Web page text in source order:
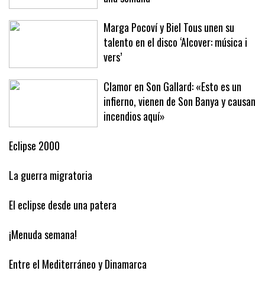
Baleares este año ha arribado en solo
una semana
Marga Pocoví y Biel Tous unen su
talento en el disco ‘Alcover: música i
vers’
Clamor en Son Gallard: «Esto es un
infierno, vienen de Son Banya y causan
Eclipse 2000
La guerra migratoria
El eclipse desde una patera
¡Menuda semana!